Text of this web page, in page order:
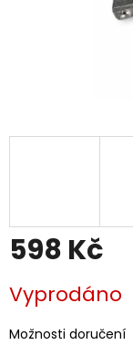
598 Kč
cena:
Vyprodáno
Možnosti doručení